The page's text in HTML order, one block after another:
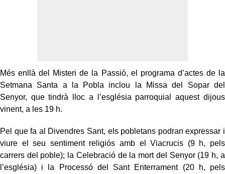
Més enllà del Misteri de la Passió, el programa d’actes de la
Setmana Santa a la Pobla inclou la Missa del Sopar del
Senyor, que tindrà lloc a l’església parroquial aquest dijous
vinent, a les 19 h.
Pel que fa al Divendres Sant, els pobletans podran expressar i
viure el seu sentiment religiós amb el Viacrucis (9 h, pels
carrers del poble); la Celebració de la mort del Senyor (19 h, a
l’església) i la Processó del Sant Enterrament (20 h, pels